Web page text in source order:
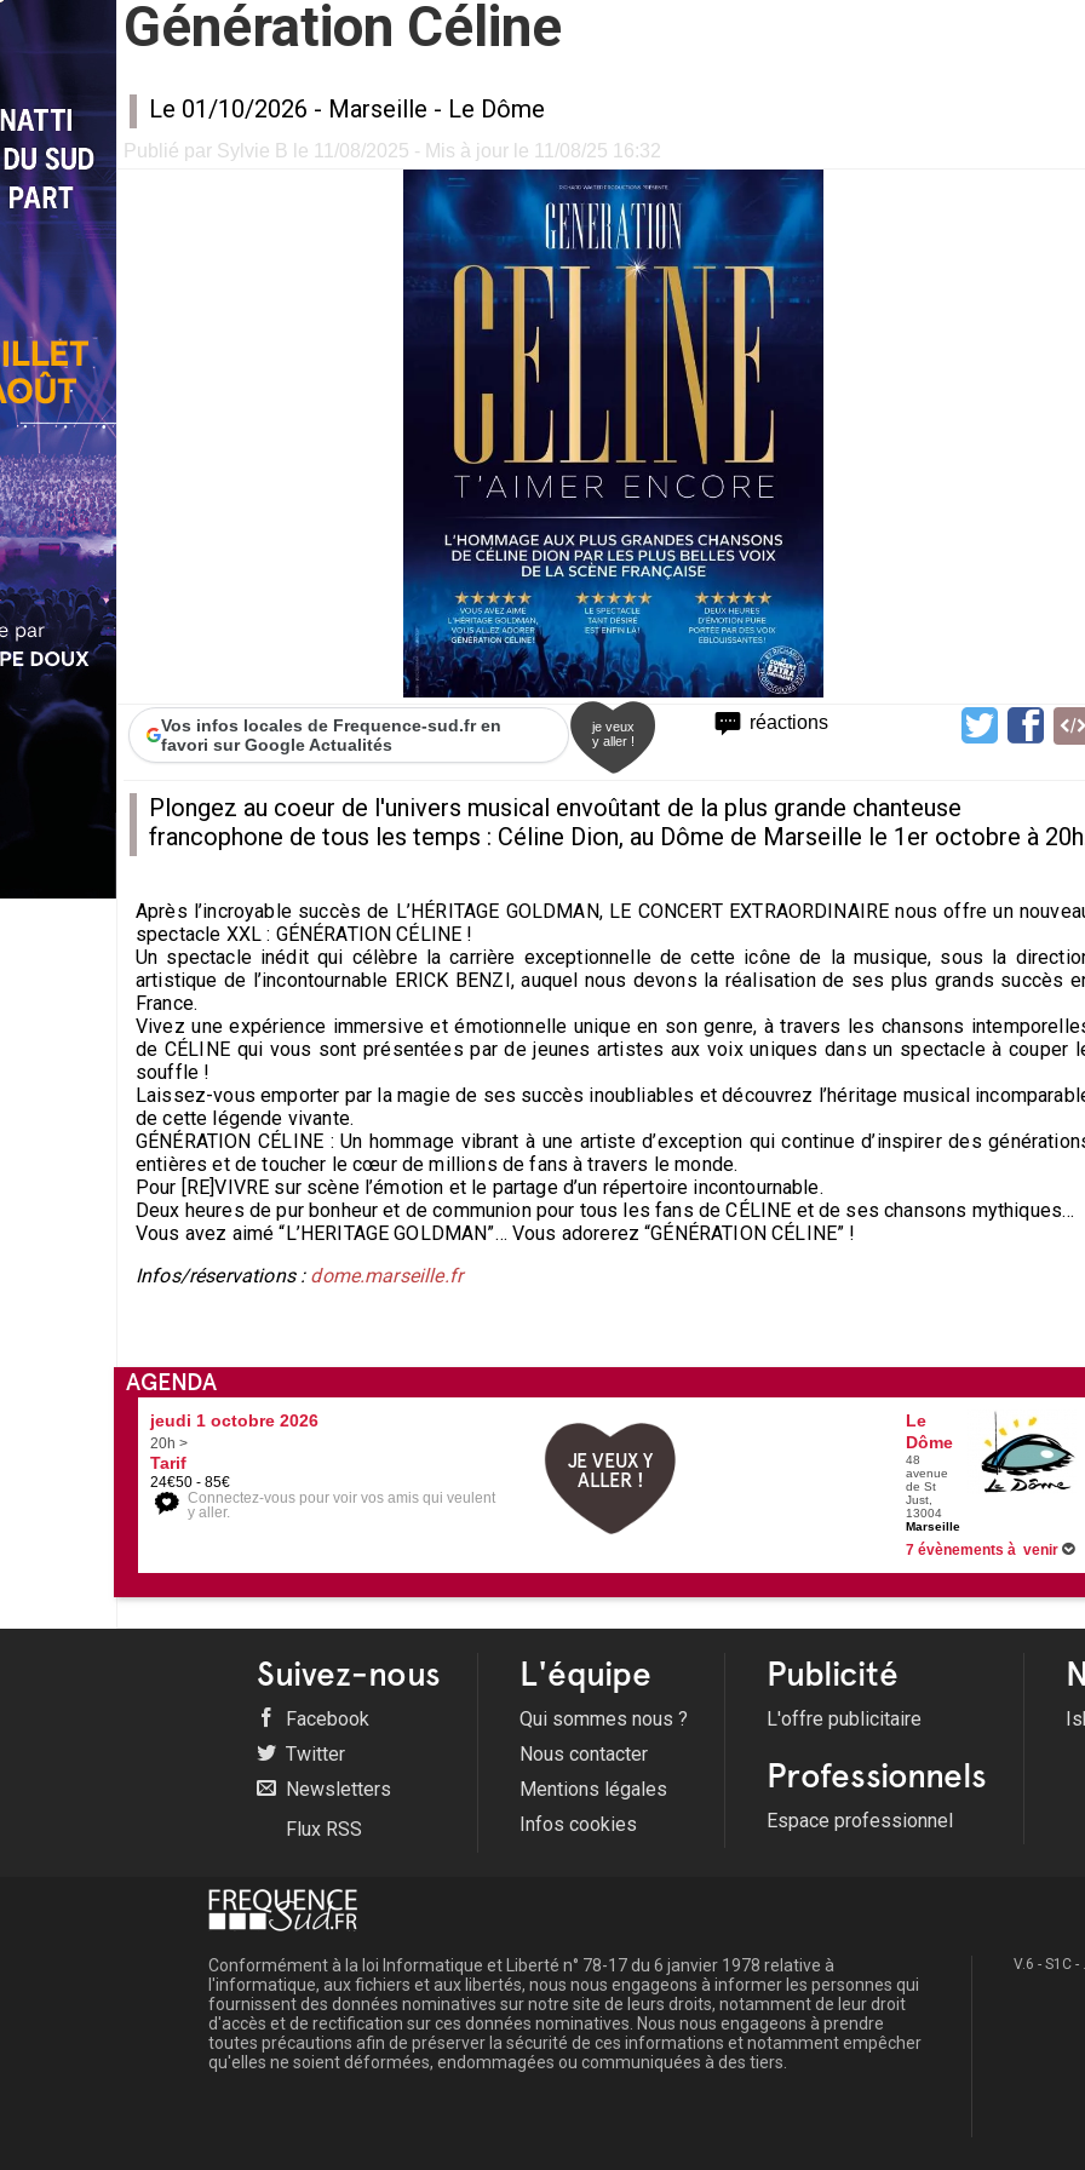
Génération Céline
Le 01/10/2026 - Marseille - Le Dôme
Publié par Sylvie B le 11/08/2025 - Mis à jour le 11/08/25 16:32
réactions
Vos infos locales de Frequence-sud.fr en
favori sur Google Actualités
je veux
y aller !
Plongez au coeur de l'univers musical envoûtant de la plus grande chanteuse
francophone de tous les temps : Céline Dion, au Dôme de Marseille le 1er octobre à
Après l’incroyable succès de L’HÉRITAGE GOLDMAN, LE CONCERT EXTRAORDINAIRE nous offre un
spectacle XXL : GÉNÉRATION CÉLINE !
Un spectacle inédit qui célèbre la carrière exceptionnelle de cette icône de la musique, sous la
artistique de l’incontournable ERICK BENZI, auquel nous devons la réalisation de ses plus grands succès
France.
Vivez une expérience immersive et émotionnelle unique en son genre, à travers les chansons
de CÉLINE qui vous sont présentées par de jeunes artistes aux voix uniques dans un spectacle à couper
souffle !
Laissez-vous emporter par la magie de ses succès inoubliables et découvrez l’héritage musical
de cette légende vivante.
GÉNÉRATION CÉLINE : Un hommage vibrant à une artiste d’exception qui continue d’inspirer des
entières et de toucher le cœur de millions de fans à travers le monde.
Pour [RE]VIVRE sur scène l’émotion et le partage d’un répertoire incontournable.
Deux heures de pur bonheur et de communion pour tous les fans de CÉLINE et de ses chansons mythiques…
Vous avez aimé “L’HERITAGE GOLDMAN”… Vous adorerez “GÉNÉRATION CÉLINE” !
Infos/réservations : dome.marseille.fr
AGENDA
jeudi 1 octobre 2026
20h >
Tarif
24€50 - 85€
Connectez-vous pour voir vos amis qui veulent
y aller.
JE VEUX Y
ALLER !
Le
Dôme
48
avenue
de St
Just,
13004
Marseille
7 évènements à venir
Goldmen
Suivez-nous
Facebook
Twitter
Newsletters
Flux RSS
L'équipe
Qui sommes nous ?
Nous contacter
Mentions légales
Infos cookies
Publicité
L'offre publicitaire
Professionnels
Espace professionnel
Conformément à la loi Informatique et Liberté n° 78-17 du 6 janvier 1978 relative à
l'informatique, aux fichiers et aux libertés, nous nous engageons à informer les personnes qui
fournissent des données nominatives sur notre site de leurs droits, notamment de leur droit
d'accès et de rectification sur ces données nominatives. Nous nous engageons à prendre
toutes précautions afin de préserver la sécurité de ces informations et notamment empêcher
qu'elles ne soient déformées, endommagées ou communiquées à des tiers.
V.6 - S1C